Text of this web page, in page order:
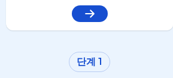
단계 1